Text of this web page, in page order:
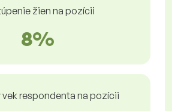
žien na pozícii
8%
vek respondenta na pozícii